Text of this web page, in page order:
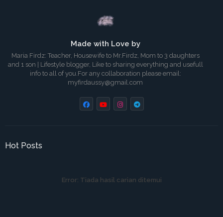
Made with Love by
Maria Firdz: Teacher, Housewife to Mr.Firdz, Mom to 3 daughters
and 1 son | Lifestyle blogger, Like to sharing everything and usefull
info to all of you.For any collaboration please email:
myfirdaussy@gmail.com
Hot Posts
Error: Tiada hasil carian ditemui